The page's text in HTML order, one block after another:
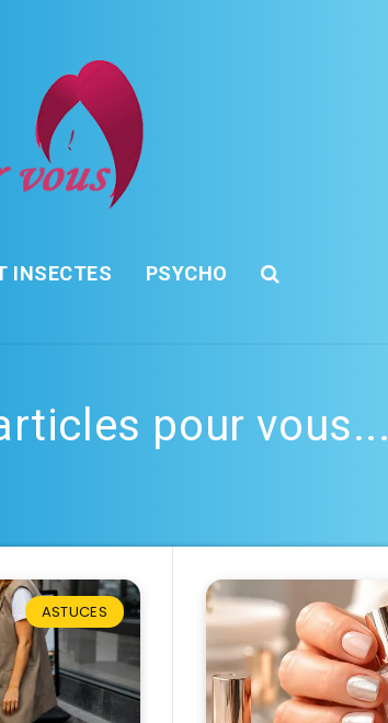
INSECTES PSYCHO
pour vous...
ASTUCES